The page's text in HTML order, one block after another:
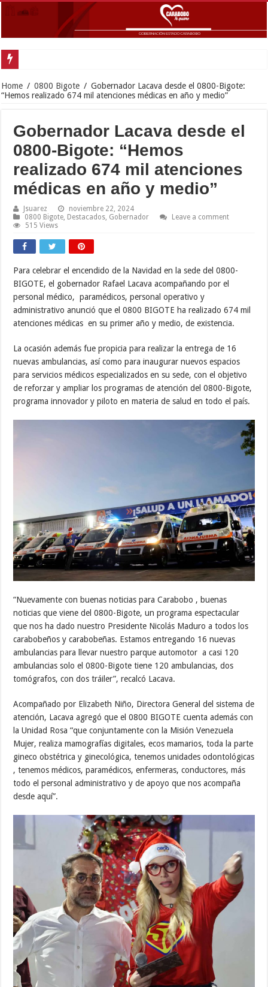
Home / 0800 Bigote / Gobernador Lacava desde el 0800-Bigote:
“Hemos realizado 674 mil atenciones médicas en año y medio”
Gobernador Lacava desde el
0800-Bigote: “Hemos
realizado 674 mil atenciones
médicas en año y medio”
Jsuarez
noviembre 22, 2024
0800 Bigote Destacados Gobernador
Leave a comment
515 Views
Para celebrar el encendido de la Navidad en la sede del 0800-
BIGOTE, el gobernador Rafael Lacava acompañando por el
personal médico, paramédicos, personal operativo y
administrativo anunció que el 0800 BIGOTE ha realizado 674 mil
atenciones médicas en su primer año y medio, de existencia.
La ocasión además fue propicia para realizar la entrega de 16
nuevas ambulancias, así como para inaugurar nuevos espacios
para servicios médicos especializados en su sede, con el objetivo
de reforzar y ampliar los programas de atención del 0800-Bigote,
programa innovador y piloto en materia de salud en todo el país.
“Nuevamente con buenas noticias para Carabobo , buenas
noticias que viene del 0800-Bigote, un programa espectacular
que nos ha dado nuestro Presidente Nicolás Maduro a todos los
carabobeños y carabobeñas. Estamos entregando 16 nuevas
ambulancias para llevar nuestro parque automotor a casi 120
ambulancias solo el 0800-Bigote tiene 120 ambulancias, dos
tomógrafos, con dos tráiler”, recalcó Lacava.
Acompañado por Elizabeth Niño, Directora General del sistema de
atención, Lacava agregó que el 0800 BIGOTE cuenta además con
la Unidad Rosa “que conjuntamente con la Misión Venezuela
Mujer, realiza mamografías digitales, ecos mamarios, toda la parte
gineco obstétrica y ginecológica, tenemos unidades odontológicas
, tenemos médicos, paramédicos, enfermeras, conductores, más
todo el personal administrativo y de apoyo que nos acompaña
desde aquí”.